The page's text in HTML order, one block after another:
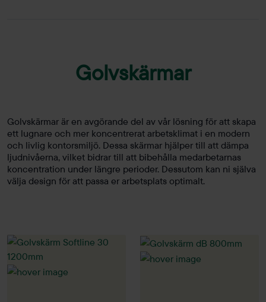
Golvskärmar
Golvskärmar är en avgörande del av vår lösning för att skapa
ett lugnare och mer koncentrerat arbetsklimat i en modern
och livlig kontorsmiljö. Dessa skärmar hjälper till att dämpa
ljudnivåerna, vilket bidrar till att bibehålla medarbetarnas
koncentration under längre perioder. Dessutom kan ni själva
välja design för att passa er arbetsplats optimalt.